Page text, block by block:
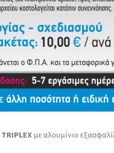
TRIPLEXμε αλουμίνιο